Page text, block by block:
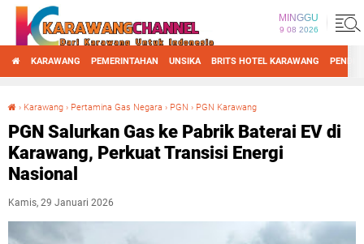
MINGGU
9 08 2026
KARAWANG PEMERINTAHAN UNSIKA BRITS HOTEL KARAWANG
› Karawang › Pertamina Gas Negara › PGN › PGN Karawang
PGN Salurkan Gas ke Pabrik Baterai EV di
Karawang, Perkuat Transisi Energi
Nasional
Kamis, 29 Januari 2026